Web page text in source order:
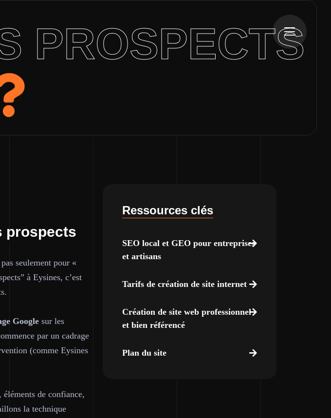
PROSPECTS
prospects
seulement pour «
à Eysines, c’est
Google sur les
par un cadrage
(comme Eysines
éléments de confiance,
la technique
Ressources clés
SEO local et GEO pour entreprises
et artisans
Tarifs de création de site internet
Création de site web professionnel
et bien référencé
Plan du site